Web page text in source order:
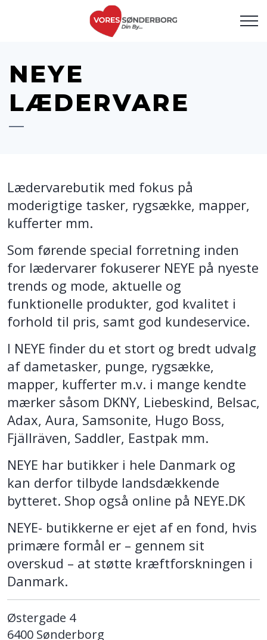
NEYE
LÆDERVARE
Lædervarebutik med fokus på
moderigtige tasker, rygsække, mapper,
kufferter mm.
Som førende special forretning inden
for lædervarer fokuserer NEYE på nyeste
trends og mode, aktuelle og
funktionelle produkter, god kvalitet i
forhold til pris, samt god kundeservice.
I NEYE finder du et stort og bredt udvalg
af dametasker, punge, rygsække,
mapper, kufferter m.v. i mange kendte
mærker såsom DKNY, Liebeskind, Belsac,
Adax, Aura, Samsonite, Hugo Boss,
Fjällräven, Saddler, Eastpak mm.
NEYE har butikker i hele Danmark og
kan derfor tilbyde landsdækkende
bytteret. Shop også online på NEYE.DK
NEYE- butikkerne er ejet af en fond, hvis
primære formål er – gennem sit
overskud – at støtte kræftforskningen i
Danmark.
Østergade 4
6400 Sønderborg